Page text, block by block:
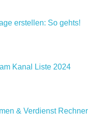
erstellen: So gehts!
Kanal Liste 2024
& Verdienst Rechner